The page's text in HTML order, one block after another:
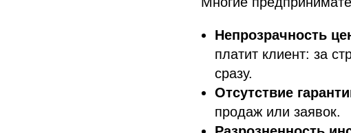
Непрозрачность
платит клиент: за
сразу.
Отсутствие
продаж или заявок.